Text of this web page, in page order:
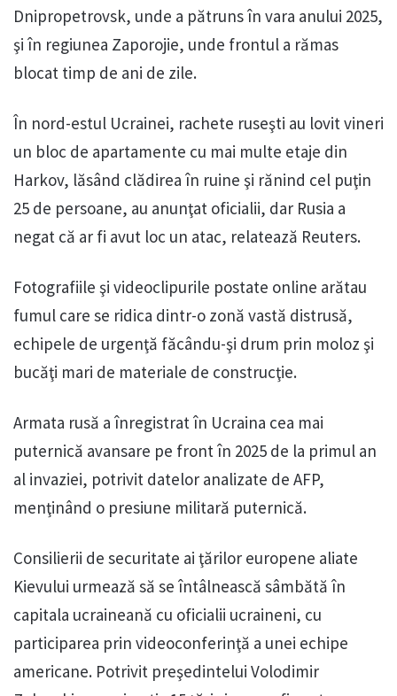
Dnipropetrovsk, unde a pătruns în vara anului 2025,
şi în regiunea Zaporojie, unde frontul a rămas
blocat timp de ani de zile.
În nord-estul Ucrainei, rachete ruseşti au lovit vineri
un bloc de apartamente cu mai multe etaje din
Harkov, lăsând clădirea în ruine şi rănind cel puţin
25 de persoane, au anunţat oficialii, dar Rusia a
negat că ar fi avut loc un atac, relatează Reuters.
Fotografiile şi videoclipurile postate online arătau
fumul care se ridica dintr-o zonă vastă distrusă,
echipele de urgenţă făcându-şi drum prin moloz şi
bucăţi mari de materiale de construcţie.
Armata rusă a înregistrat în Ucraina cea mai
puternică avansare pe front în 2025 de la primul an
al invaziei, potrivit datelor analizate de AFP,
menţinând o presiune militară puternică.
Consilierii de securitate ai ţărilor europene aliate
Kievului urmează să se întâlnească sâmbătă în
capitala ucraineană cu oficialii ucraineni, cu
participarea prin videoconferinţă a unei echipe
americane. Potrivit preşedintelui Volodimir